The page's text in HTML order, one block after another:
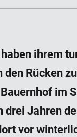
ihrem
den Rücken
im
drei Jahren
vor